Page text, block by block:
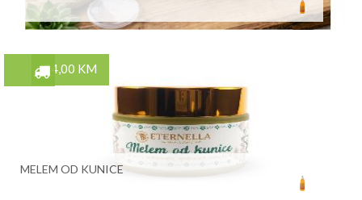
24,00 KM
MELEM OD KUNICE